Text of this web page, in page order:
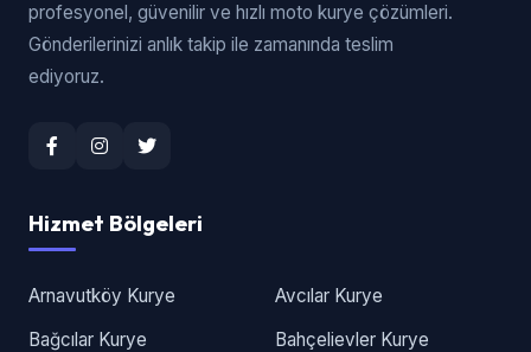
profesyonel, güvenilir ve hızlı moto kurye çözümleri.
Gönderilerinizi anlık takip ile zamanında teslim
ediyoruz.
Hizmet Bölgeleri
Arnavutköy Kurye
Avcılar Kurye
Bağcılar Kurye
Bahçelievler Kurye